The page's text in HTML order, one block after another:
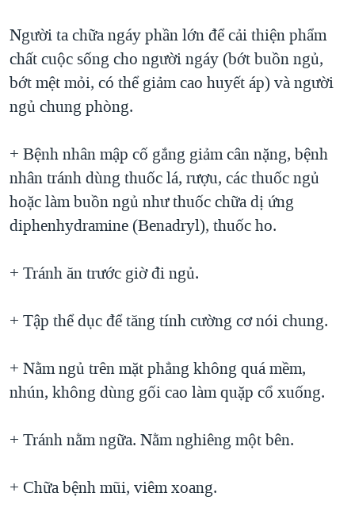
Người ta chữa ngáy phần lớn để cải thiện phẩm
chất cuộc sống cho người ngáy (bớt buồn ngủ,
bớt mệt mỏi, có thể giảm cao huyết áp) và người
ngủ chung phòng.
+ Bệnh nhân mập cố gắng giảm cân nặng, bệnh
nhân tránh dùng thuốc lá, rượu, các thuốc ngủ
hoặc làm buồn ngủ như thuốc chữa dị ứng
diphenhydramine (Benadryl), thuốc ho.
+ Tránh ăn trước giờ đi ngủ.
+ Tập thể dục để tăng tính cường cơ nói chung.
+ Nằm ngủ trên mặt phẳng không quá mềm,
nhún, không dùng gối cao làm quặp cổ xuống.
+ Tránh nằm ngữa. Nằm nghiêng một bên.
+ Chữa bệnh mũi, viêm xoang.